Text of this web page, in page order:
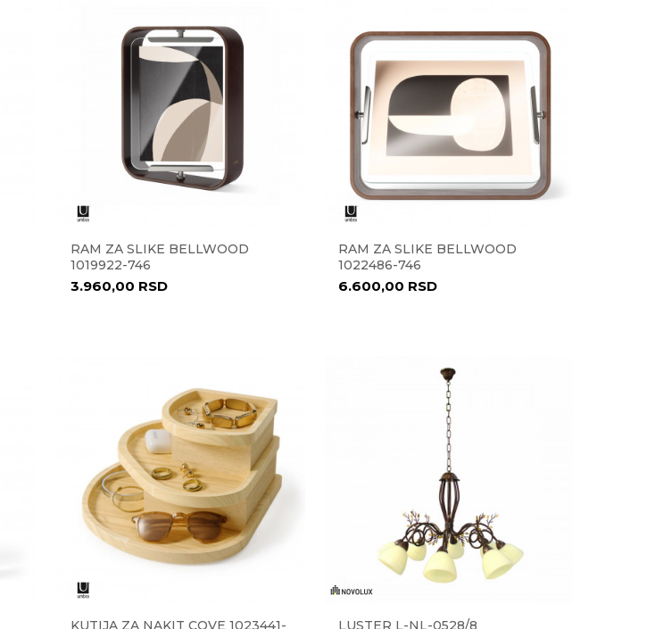
RAM ZA SLIKE BELLWOOD
1019922-746
3.960,00 RSD
RAM ZA SLIKE BELLWOOD
1022486-746
6.600,00 RSD
KUTIJA ZA NAKIT COVE 1023441-
LUSTER L-NL-0528/8